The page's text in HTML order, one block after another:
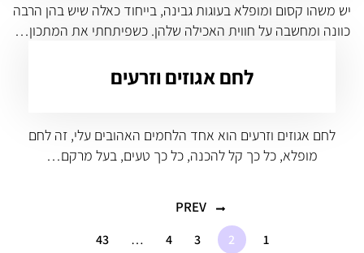
יש משהו קסום ומופלא בעוגות גבינה, בייחוד כאלה שיש בהן הרבה
כוונה ומחשבה על חווית האכילה שלהן. כשפיתחתי את המתכון…
לחם אגוזים וזרעים
לחם אגוזים וזרעים הוא אחד הלחמים האהובים עלי, זה לחם
מופלא, כל כך קל להכנה, כל כך טעים, בעל מרקם…
PREV
1
2
3
4
…
43